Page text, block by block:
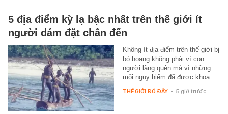
5 địa điểm kỳ lạ bậc nhất trên thế giới ít
người dám đặt chân đến
Không ít địa điểm trên thế giới bị
bỏ hoang không phải vì con
người lãng quên mà vì những
mối nguy hiểm đã được khoa…
THẾ GIỚI ĐÓ ĐÂY - 5 giờ trước